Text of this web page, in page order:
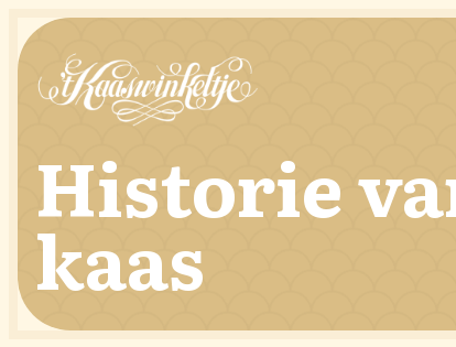
Direct naar de content
Historie
kaas